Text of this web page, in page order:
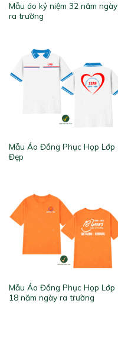
Mẫu áo kỷ niệm 32 năm ngày
ra trường
Mẫu Áo Đồng Phục Họp Lớp
Đẹp
Mẫu Áo Đồng Phục Họp Lớp
18 năm ngày ra trường